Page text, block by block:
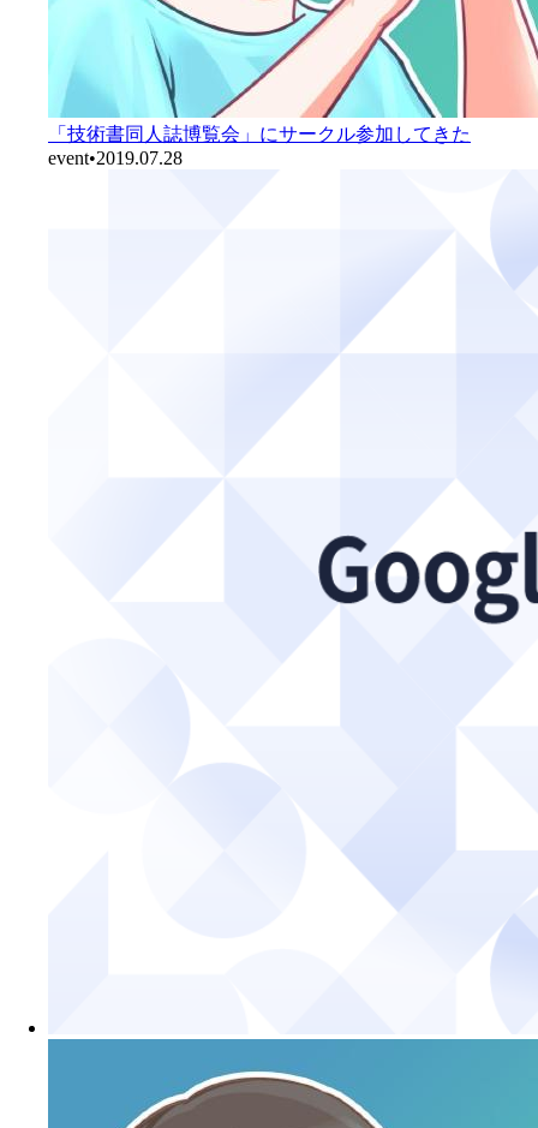
「技術書同人誌博覧会」にサークル参加してきた
event•2019.07.28